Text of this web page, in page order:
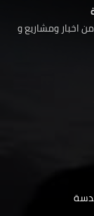
اخبار ومشاريع و